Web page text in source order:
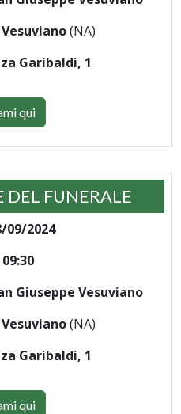
(NA)
Garibaldi, 1
qui
DEL FUNERALE
09/2024
09:30
Giuseppe Vesuviano
(NA)
Garibaldi, 1
qui